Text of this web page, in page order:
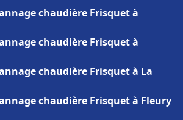
chaudière Frisquet à
chaudière Frisquet à
chaudière Frisquet à La
chaudière Frisquet à Fleury